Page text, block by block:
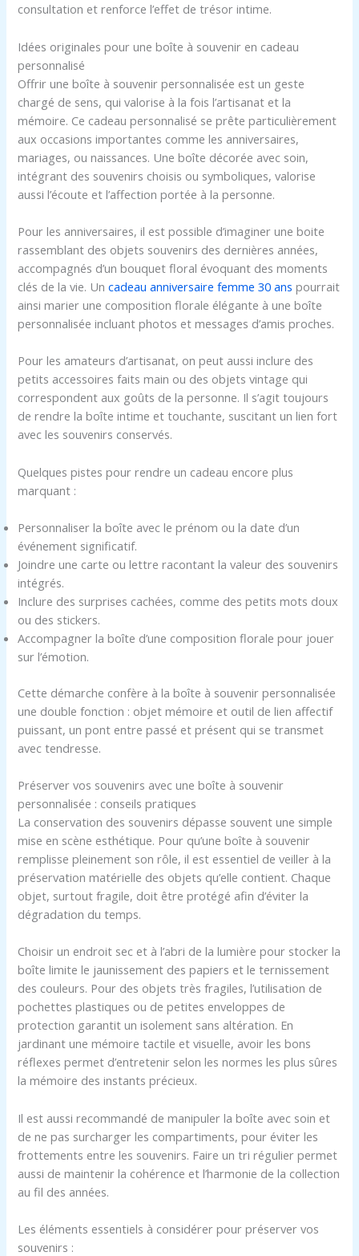
consultation et renforce l’effet de trésor intime.
Idées originales pour une boîte à souvenir en cadeau
personnalisé
Offrir une boîte à souvenir personnalisée est un geste
chargé de sens, qui valorise à la fois l’artisanat et la
mémoire. Ce cadeau personnalisé se prête particulièrement
aux occasions importantes comme les anniversaires,
mariages, ou naissances. Une boîte décorée avec soin,
intégrant des souvenirs choisis ou symboliques, valorise
aussi l’écoute et l’affection portée à la personne.
Pour les anniversaires, il est possible d’imaginer une boite
rassemblant des objets souvenirs des dernières années,
accompagnés d’un bouquet floral évoquant des moments
clés de la vie. Uncadeau anniversaire femme 30 ans pourrait
ainsi marier une composition florale élégante à une boîte
personnalisée incluant photos et messages d’amis proches.
Pour les amateurs d’artisanat, on peut aussi inclure des
petits accessoires faits main ou des objets vintage qui
correspondent aux goûts de la personne. Il s’agit toujours
de rendre la boîte intime et touchante, suscitant un lien fort
avec les souvenirs conservés.
Quelques pistes pour rendre un cadeau encore plus
marquant :
Personnaliser la boîte avec le prénom ou la date d’un
événement significatif.
Joindre une carte ou lettre racontant la valeur des souvenirs
intégrés.
Inclure des surprises cachées, comme des petits mots doux
ou des stickers.
Accompagner la boîte d’une composition florale pour jouer
sur l’émotion.
Cette démarche confère à la boîte à souvenir personnalisée
une double fonction : objet mémoire et outil de lien affectif
puissant, un pont entre passé et présent qui se transmet
avec tendresse.
Préserver vos souvenirs avec une boîte à souvenir
personnalisée : conseils pratiques
La conservation des souvenirs dépasse souvent une simple
mise en scène esthétique. Pour qu’une boîte à souvenir
remplisse pleinement son rôle, il est essentiel de veiller à la
préservation matérielle des objets qu’elle contient. Chaque
objet, surtout fragile, doit être protégé afin d’éviter la
dégradation du temps.
Choisir un endroit sec et à l’abri de la lumière pour stocker la
boîte limite le jaunissement des papiers et le ternissement
des couleurs. Pour des objets très fragiles, l’utilisation de
pochettes plastiques ou de petites enveloppes de
protection garantit un isolement sans altération. En
jardinant une mémoire tactile et visuelle, avoir les bons
réflexes permet d’entretenir selon les normes les plus sûres
la mémoire des instants précieux.
Il est aussi recommandé de manipuler la boîte avec soin et
de ne pas surcharger les compartiments, pour éviter les
frottements entre les souvenirs. Faire un tri régulier permet
aussi de maintenir la cohérence et l’harmonie de la collection
au fil des années.
Les éléments essentiels à considérer pour préserver vos
souvenirs :